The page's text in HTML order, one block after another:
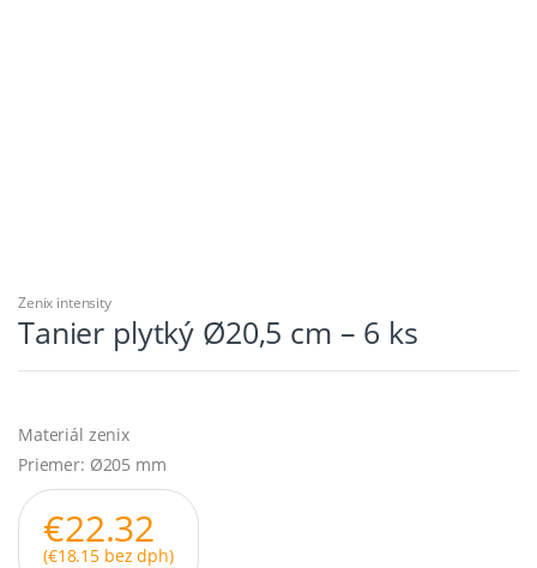
Zenix intensity
Tanier plytký Ø20,5 cm – 6 ks
Materiál zenix
Priemer: Ø205 mm
€22.32
(€18.15 bez dph)